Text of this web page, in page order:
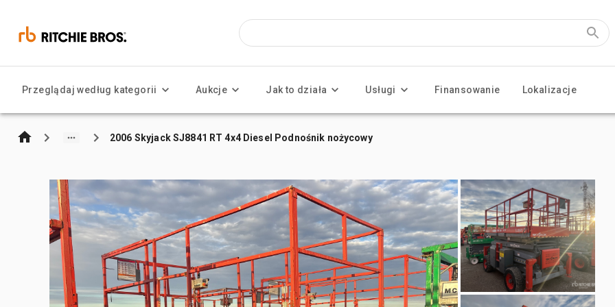
Przeglądaj według kategorii Aukcje Jak to działa Usługi Finansowanie Lokalizacje
2006 Skyjack SJ8841 RT 4x4 Diesel Podnośnik nożycowy